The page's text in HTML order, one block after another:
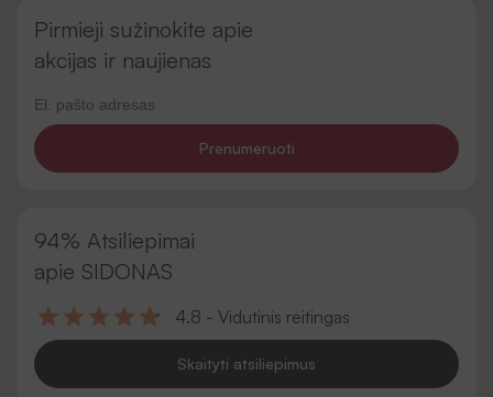
Pirmieji sužinokite apie
akcijas ir naujienas
Prenumeruoti
94% Atsiliepimai
apie SIDONAS
4.8 - Vidutinis reitingas
Skaityti atsiliepimus